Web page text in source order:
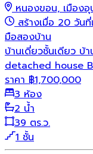
หนองขอน, เมืองอุ
สร้างเมื่อ 20 วัน
มือสองบ้าน
บ้านเดี่ยวชั้นเดียว
detached house
ราคา ฿1,700,000
3 ห้อง
2 น้ำ
39 ตร.ว.
1 ชั้น